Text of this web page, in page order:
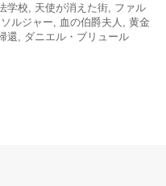
学校
天使が消えた街 ファル
ルジャー
血の伯爵夫人
黄金
還
ダニエル・ブリュール